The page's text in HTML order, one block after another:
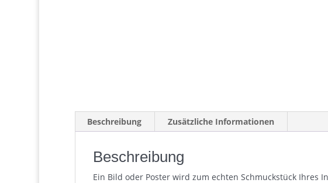
Beschreibung Zusätzliche Informationen
Beschreibung
Ein Bild oder Poster wird zum echten Schmuckstück Ihres